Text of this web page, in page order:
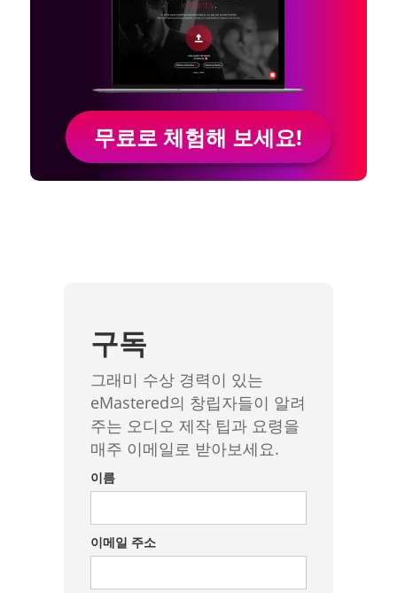
무료로 체험해 보세요!
구독
그래미 수상 경력이 있는
eMastered의 창립자들이 알려
주는 오디오 제작 팁과 요령을
매주 이메일로 받아보세요.
이름
이메일 주소